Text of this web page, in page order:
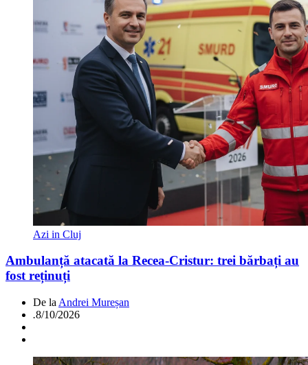
Azi in Cluj
Ambulanță atacată la Recea-Cristur: trei bărbați au
fost reținuți
De la Andrei Mureșan
.8/10/2026